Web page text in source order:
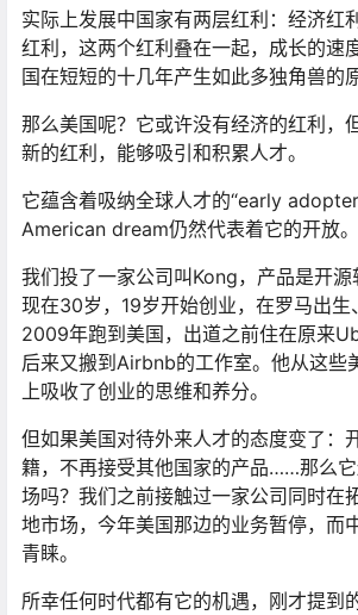
实际上发展中国家有两层红利：经济红
红利，这两个红利叠在一起，成长的速
国在短短的十几年产生如此多独角兽的原
那么美国呢？它或许没有经济的红利，
新的红利，能够吸引和积累人才。
它蕴含着吸纳全球人才的“early
American dream仍然代表着它的开放。
我们投了一家公司叫Kong，产品是开
现在30岁，19岁开始创业，在罗马出生
2009年跑到美国，出道之前住在原来
后来又搬到Airbnb的工作室。他从这些
上吸收了创业的思维和养分。
但如果美国对待外来人才的态度变了：
籍，不再接受其他国家的产品……那么
场吗？我们之前接触过一家公司同时在
地市场，今年美国那边的业务暂停，而
青睐。
所幸任何时代都有它的机遇，刚才提到